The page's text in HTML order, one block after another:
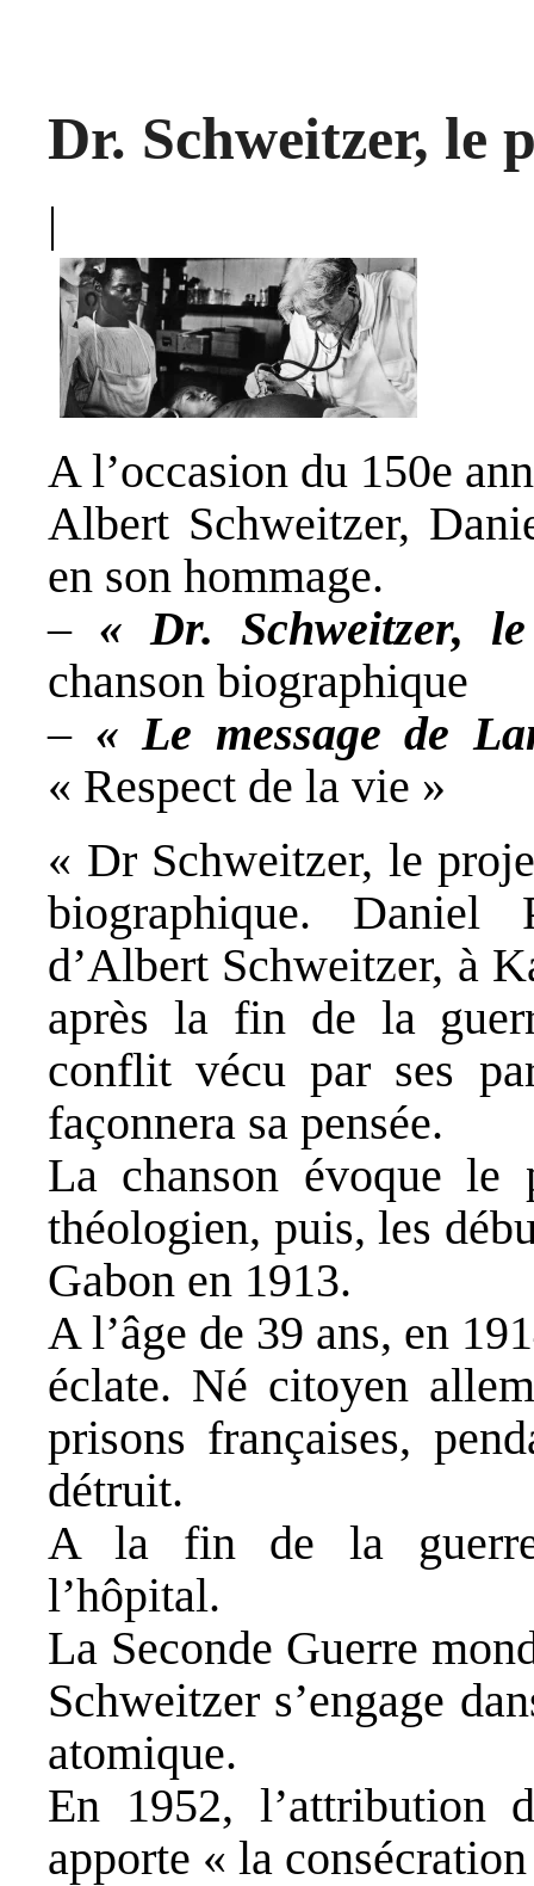
Dr. Schweitzer, le
|
A l’occasion du 150e
Albert Schweitzer,
en son hommage.
– « Dr. Schweitzer,
chanson biographique
– « Le message de
« Respect de la vie »
« Dr Schweitzer, le
biographique. Daniel
d’Albert Schweitzer, à
après la fin de la
conflit vécu par ses
façonnera sa pensée.
La chanson évoque le
théologien, puis, les
Gabon en 1913.
A l’âge de 39 ans, en
éclate. Né citoyen
prisons françaises,
détruit.
A la fin de la
l’hôpital.
La Seconde Guerre
Schweitzer s’engage
atomique.
En 1952,
apporte « la